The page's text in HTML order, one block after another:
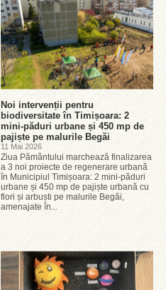
Noi intervenții pentru
biodiversitate în Timișoara: 2
mini-păduri urbane și 450 mp de
pajiște pe malurile Begăi
11 Mai 2026
Ziua Pământului marchează finalizarea
a 3 noi proiecte de regenerare urbană
în Municipiul Timișoara: 2 mini-păduri
urbane și 450 mp de pajiște urbană cu
flori și arbuști pe malurile Begăi,
amenajate în...